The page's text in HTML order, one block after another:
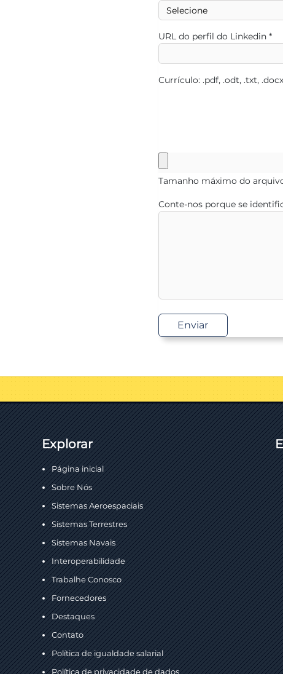
URL do perfil do Linkedin *
Currículo: .pdf, .odt, .txt,
Tamanho máximo do
Conte-nos porque se
Enviar
Explorar
Página inicial
Sobre Nós
Sistemas Aeroespaciais
Sistemas Terrestres
Sistemas Navais
Interoperabilidade
Trabalhe Conosco
Fornecedores
Destaques
Contato
Política de igualdade salarial
Política de privacidade de dados